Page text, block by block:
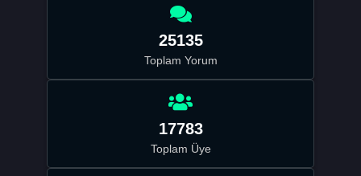
25135
Toplam Yorum
17783
Toplam Üye